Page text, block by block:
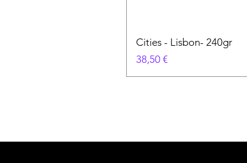
Cities - Lisbon- 240gr
Prezzo
38,50 €